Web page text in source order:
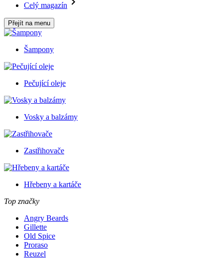
Celý magazín
Přejít na menu
Šampony
Pečující oleje
Vosky a balzámy
Zastřihovače
Hřebeny a kartáče
Top značky
Angry Beards
Gillette
Old Spice
Proraso
Reuzel